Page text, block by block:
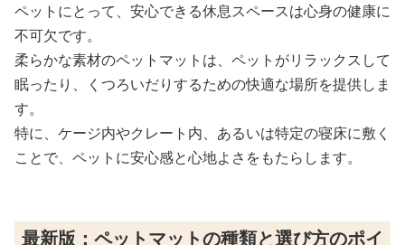
ペットにとって、安心できる休息スペースは心身の健康に
不可欠です。
柔らかな素材のペットマットは、ペットがリラックスして
眠ったり、くつろいだりするための快適な場所を提供しま
す。
特に、ケージ内やクレート内、あるいは特定の寝床に敷く
ことで、ペットに安心感と心地よさをもたらします。
最新版：ペットマットの種類と選び方のポイ